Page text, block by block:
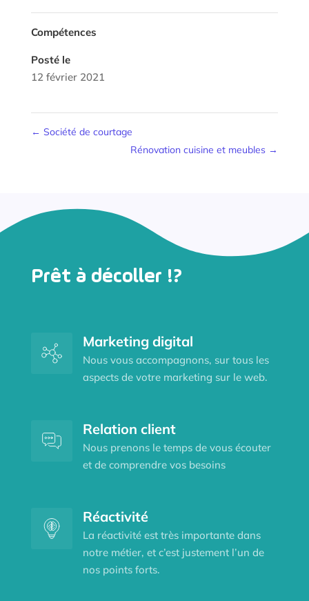
Compétences
Posté le
12 février 2021
← Société de courtage
Rénovation cuisine et meubles →
Prêt à décoller !?
Marketing digital
Nous vous accompagnons, sur tous les
aspects de votre marketing sur le web.
Relation client
Nous prenons le temps de vous écouter
et de comprendre vos besoins
Réactivité
La réactivité est très importante dans
notre métier, et c’est justement l’un de
nos points forts.